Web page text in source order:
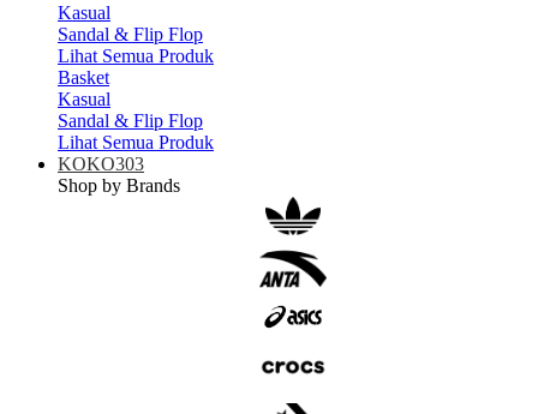
Kasual
Sandal & Flip Flop
Lihat Semua Produk
Basket
Kasual
Sandal & Flip Flop
Lihat Semua Produk
KOKO303
Shop by Brands